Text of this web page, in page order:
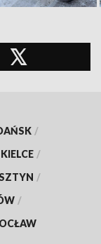
/
KIELCE /
/
/